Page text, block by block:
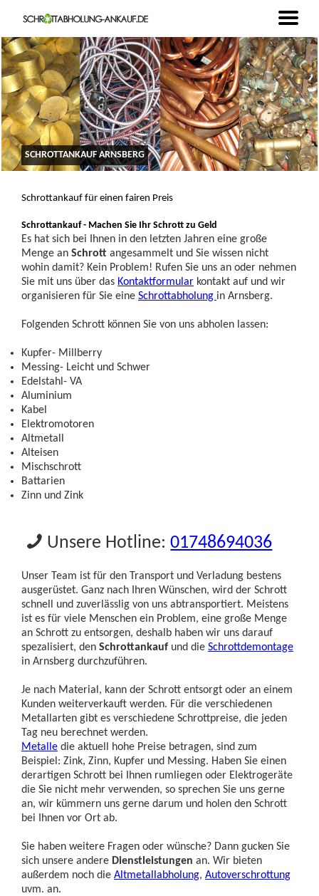
SCHROTTANKAUF ARNSBERG
Schrottankauf für einen fairen Preis
Schrottankauf - Machen Sie Ihr Schrott zu Geld
Es hat sich bei Ihnen in den letzten Jahren eine große
Menge an Schrott angesammelt und Sie wissen nicht
wohin damit? Kein Problem! Rufen Sie uns an oder nehmen
Sie mit uns über das Kontaktformular kontakt auf und wir
organisieren für Sie eine Schrottabholung in Arnsberg.
Folgenden Schrott können Sie von uns abholen lassen:
Kupfer- Millberry
Messing- Leicht und Schwer
Edelstahl- VA
Aluminium
Kabel
Elektromotoren
Altmetall
Alteisen
Mischschrott
Battarien
Zinn und Zink
Unsere Hotline:01748694036
Unser Team ist für den Transport und Verladung bestens
ausgerüstet. Ganz nach Ihren Wünschen, wird der Schrott
schnell und zuverlässlig von uns abtransportiert. Meistens
ist es für viele Menschen ein Problem, eine große Menge
an Schrott zu entsorgen, deshalb haben wir uns darauf
spezalisiert, den Schrottankauf und die Schrottdemontage
in Arnsberg durchzuführen.
Je nach Material, kann der Schrott entsorgt oder an einem
Kunden weiterverkauft werden. Für die verschiedenen
Metallarten gibt es verschiedene Schrottpreise, die jeden
Tag neu berechnet werden.
Metalle die aktuell hohe Preise betragen, sind zum
Beispiel: Zink, Zinn, Kupfer und Messing. Haben Sie einen
derartigen Schrott bei Ihnen rumliegen oder Elektrogeräte
die Sie nicht mehr verwenden, so sprechen Sie uns gerne
an, wir kümmern uns gerne darum und holen den Schrott
bei Ihnen vor Ort ab.
Sie haben weitere Fragen oder wünsche? Dann gucken Sie
sich unsere andere Dienstleistungen an. Wir bieten
außerdem noch die Altmetallabholung, Autoverschrottung
uvm. an.